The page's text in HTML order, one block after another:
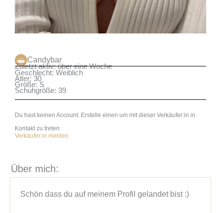
Candybar
Zuletzt aktiv: über eine Woche
Geschlecht: Weiblich
Alter: 30
Größe: S
Schuhgröße: 39
Du hast keinen Account. Erstelle einen um mit dieser Verkäufer:in in
Kontakt zu treten
Verkäufer:in melden
Über mich:
Schön dass du auf meinem Profil gelandet bist :)